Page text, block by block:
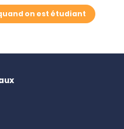
on est étudiant